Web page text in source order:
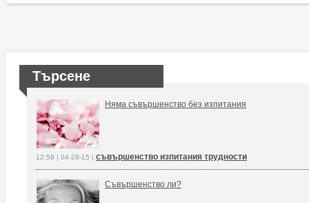
Търсене
Няма съвършенство без изпитания
12:58 | 04-28-15 | съвършенство изпитания трудности
Съвършенство ли?